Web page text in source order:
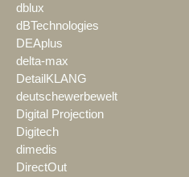
dblux
dBTechnologies
DEAplus
delta-max
DetailKLANG
deutschewerbewelt
Digital Projection
Digitech
dimedis
DirectOut